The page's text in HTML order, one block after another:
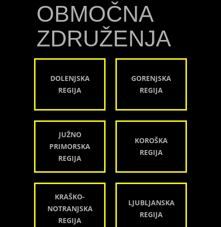
OBMOČNA
ZDRUŽENJA
DOLENJSKA
REGIJA
GORENJSKA
REGIJA
JUŽNO
PRIMORSKA
REGIJA
KOROŠKA
REGIJA
KRAŠKO-
NOTRANJSKA
REGIJA
LJUBLJANSKA
REGIJA